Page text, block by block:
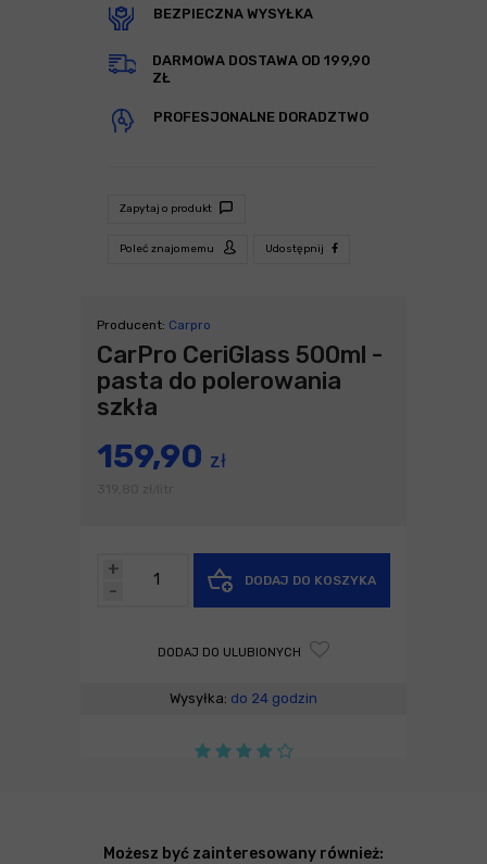
BEZPIECZNA WYSYŁKA
DARMOWA DOSTAWA OD 199,90
ZŁ
PROFESJONALNE DORADZTWO
Zapytaj o produkt
Poleć znajomemu Udostępnij
Producent: Carpro
CarPro CeriGlass 500ml -
pasta do polerowania
szkła
159,90 zł
-
+
DODAJ DO KOSZYKA
DODAJ DO ULUBIONYCH
Wysyłka: do 24 godzin
Możesz być zainteresowany również: